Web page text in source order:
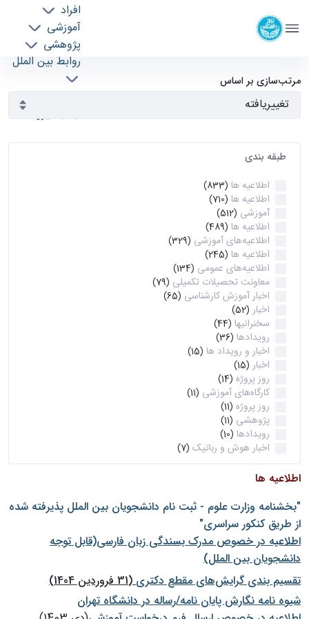
افراد
آموزشی
پژوهشی
روابط بین الملل
خدمات
آرشیو اطلاعیه ها - ece- دانشکده مهندسی برق و
کامپیوتر
مرتب‌سازی بر اساس
طبقه بندی
اطلاعیه ها (833)
اطلاعیه ها (710)
آموزشی (512)
اطلاعیه ها (489)
اطلاعیه‌های‌ آموزشی (329)
اطلاعیه ها (245)
اطلاعیه‌های عمومی (134)
معاونت تحصیلات تکمیلی (79)
اخبار آموزش کارشناسی (65)
اخبار (52)
سخنرانیها (44)
رویدادها (36)
اخبار و رویداد ها (15)
اخبار (15)
روز پروژه (14)
کارگاه‌های آموزشی (11)
روز پروژه (11)
پژوهشی (11)
رویدادها (10)
اخبار هوش و رباتیک (7)
اطلاعیه ها
"بخشنامه وزارت علوم - ثبت نام دانشجويان بين الملل پذيرفته شده
از طريق كنكور سراسری"
اطلاعیه در خصوص مدرک بسندگی زبان فارسی(قابل توجه
دانشجویان بین الملل)
تقسیم بندی گرایش‌های مقطع دکتری(31 فروردین 1404)
شيوه نامه نگارش پايان نامه/رساله در دانشگاه تهران